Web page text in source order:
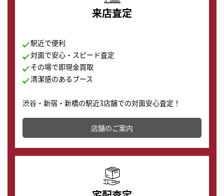
来店査定
駅近で便利
対面で安心・スピード査定
その場で即現金買取
清潔感のあるブース
渋谷・新宿・新橋の駅近3店舗での対面安心査定！
その場で現金買取致します。渋谷本店では、時計販売の
店舗を併設しており、下取りに出してお得に新しい時計
の購入もできます♪
店舗のご案内